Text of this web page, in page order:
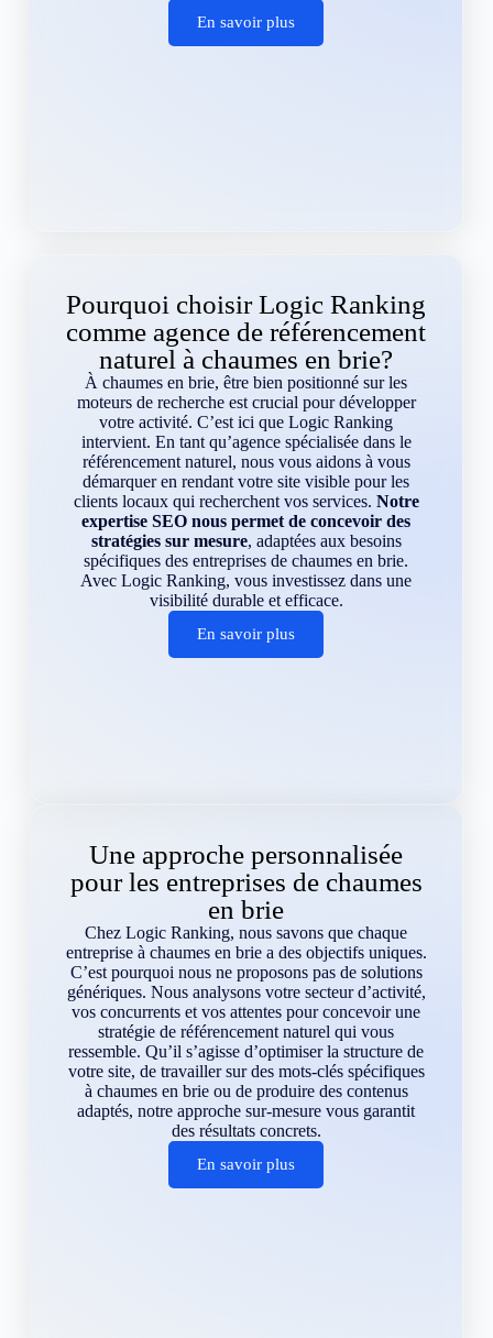
En savoir plus
Pourquoi choisir Logic Ranking
comme agence de référencement
naturel à chaumes en brie?
À chaumes en brie, être bien positionné sur les
moteurs de recherche est crucial pour développer
votre activité. C’est ici que Logic Ranking
intervient. En tant qu’agence spécialisée dans le
référencement naturel, nous vous aidons à vous
démarquer en rendant votre site visible pour les
clients locaux qui recherchent vos services. Notre
expertise SEO nous permet de concevoir des
stratégies sur mesure, adaptées aux besoins
spécifiques des entreprises de chaumes en brie.
Avec Logic Ranking, vous investissez dans une
visibilité durable et efficace.
En savoir plus
Une approche personnalisée
pour les entreprises de chaumes
en brie
Chez Logic Ranking, nous savons que chaque
entreprise à chaumes en brie a des objectifs uniques.
C’est pourquoi nous ne proposons pas de solutions
génériques. Nous analysons votre secteur d’activité,
vos concurrents et vos attentes pour concevoir une
stratégie de référencement naturel qui vous
ressemble. Qu’il s’agisse d’optimiser la structure de
votre site, de travailler sur des mots-clés spécifiques
à chaumes en brie ou de produire des contenus
adaptés, notre approche sur-mesure vous garantit
des résultats concrets.
En savoir plus